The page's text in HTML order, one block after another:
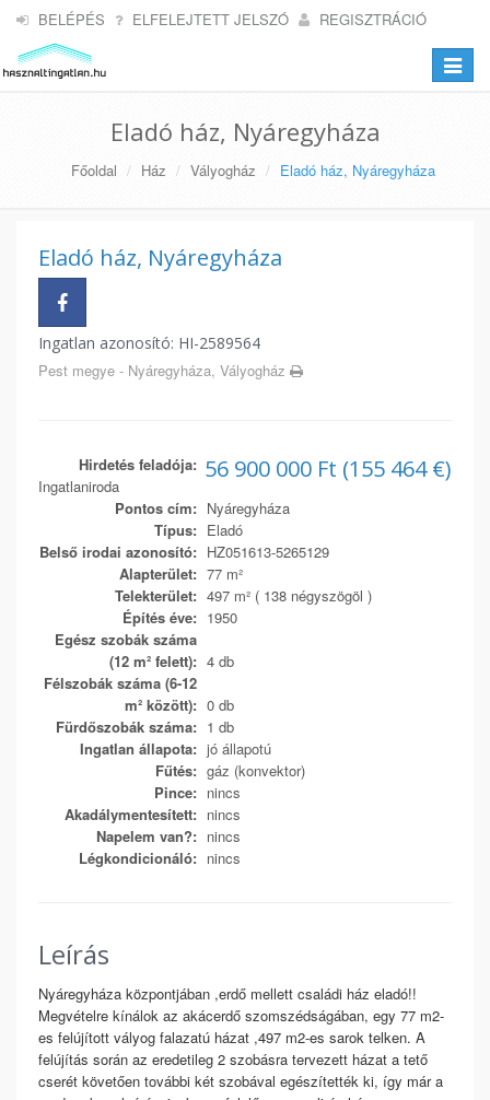
BELÉPÉS ELFELEJTETT JELSZÓ REGISZTRÁCIÓ
Toggle
Eladó ház, Nyáregyháza
Főoldal Ház Vályogház Eladó ház, Nyáregyháza
Eladó ház, Nyáregyháza
Ingatlan azonosító: HI-2589564
Pest megye - Nyáregyháza, Vályogház
56 900 000 Ft (155 464 €)
Hirdetés feladója:
Ingatlaniroda
Pontos cím: Nyáregyháza
Típus: Eladó
Belső irodai azonosító: HZ051613-5265129
Alapterület: 77 m²
Telekterület: 497 m² ( 138 négyszögöl )
Építés éve: 1950
Egész szobák száma
(12 m² felett): 4 db
Félszobák száma (6-12
m² között): 0 db
Fürdőszobák száma: 1 db
Ingatlan állapota: jó állapotú
Fűtés: gáz (konvektor)
Pince: nincs
Akadálymentesített: nincs
Napelem van?: nincs
Légkondicionáló: nincs
Leírás
Nyáregyháza központjában ,erdő mellett családi ház eladó!!
Megvételre kínálok az akácerdő szomszédságában, egy 77 m2-
es felújított vályog falazatú házat ,497 m2-es sarok telken. A
felújítás során az eredetileg 2 szobásra tervezett házat a tető
cserét követően további két szobával egészítették ki, így már a